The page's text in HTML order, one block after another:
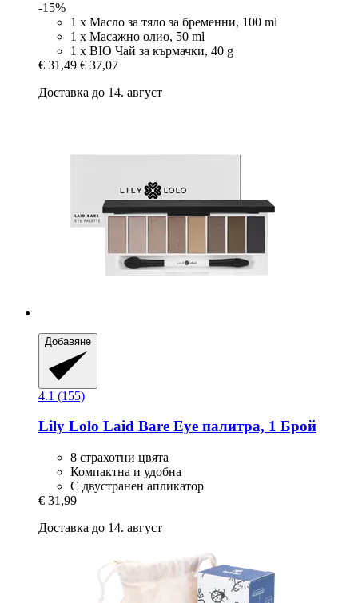
-15%
1 х Масло за тяло за бременни, 100 ml
1 х Mасажно олио, 50 ml
1 х BIO Чай за кърмачки, 40 g
€ 31,49 € 37,07
Доставка до 14. август
Добавяне
4.1 (155)
Lily Lolo Laid Bare Eye палитра, 1 Брой
8 страхотни цвята
Компактна и удобна
С двустранен апликатор
€ 31,99
Доставка до 14. август